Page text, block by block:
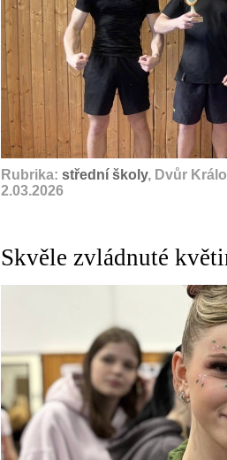
Rubrika: střední školy, Dvůr
2.03.2026
Skvěle zvládnuté